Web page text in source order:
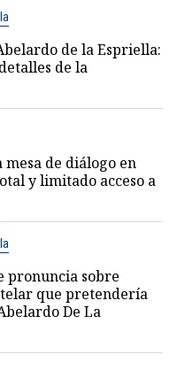
de la Espriella:
de la
de diálogo en
y limitado acceso a
pronuncia sobre
que pretendería
De La